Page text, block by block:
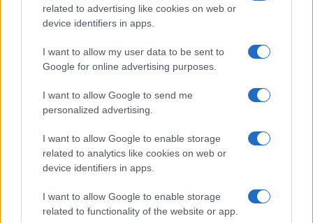
related to advertising like cookies on web or
device identifiers in apps.
I want to allow my user data to be sent to
Google for online advertising purposes.
I want to allow Google to send me
personalized advertising.
I want to allow Google to enable storage
related to analytics like cookies on web or
device identifiers in apps.
I want to allow Google to enable storage
related to functionality of the website or app.
Vulnerabilidade crítica no BTCPay Server: como proteger seus
bitcoins
Rafael Oliveira · 7 ago 2026
MOEDAS CRIPTOGRÁFICAS